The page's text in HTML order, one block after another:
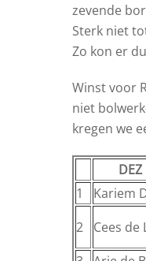
zevende
Sterk niet
Zo kon er
Winst voor
niet
kregen we
1
Kariem
2
Cees de